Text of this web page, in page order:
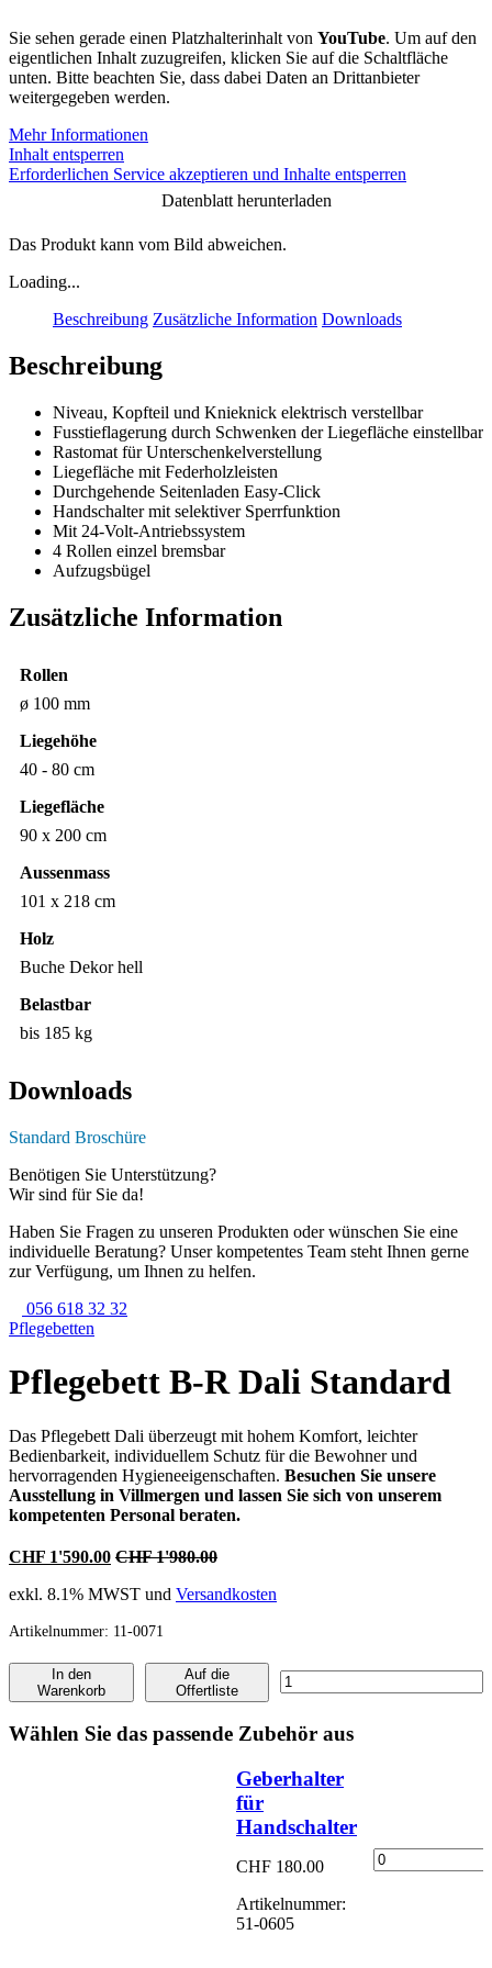
Sie sehen gerade einen Platzhalterinhalt von YouTube. Um auf den
eigentlichen Inhalt zuzugreifen, klicken Sie auf die Schaltfläche
unten. Bitte beachten Sie, dass dabei Daten an Drittanbieter
weitergegeben werden.
Mehr Informationen
Inhalt entsperren
Erforderlichen Service akzeptieren und Inhalte entsperren
Datenblatt herunterladen
Das Produkt kann vom Bild abweichen.
Loading...
Beschreibung Zusätzliche Information Downloads
Beschreibung
Niveau, Kopfteil und Knieknick elektrisch verstellbar
Fusstieflagerung durch Schwenken der Liegefläche einstellbar
Rastomat für Unterschenkelverstellung
Liegefläche mit Federholzleisten
Durchgehende Seitenladen Easy-Click
Handschalter mit selektiver Sperrfunktion
Mit 24-Volt-Antriebssystem
4 Rollen einzel bremsbar
Aufzugsbügel
Zusätzliche Information
Rollen
ø 100 mm
Liegehöhe
40 - 80 cm
Liegefläche
90 x 200 cm
Aussenmass
101 x 218 cm
Holz
Buche Dekor hell
Belastbar
bis 185 kg
Downloads
Standard Broschüre
Benötigen Sie Unterstützung?
Wir sind für Sie da!
Haben Sie Fragen zu unseren Produkten oder wünschen Sie eine
individuelle Beratung? Unser kompetentes Team steht Ihnen gerne
zur Verfügung, um Ihnen zu helfen.
056 618 32 32
Pflegebetten
Pflegebett B-R Dali Standard
Das Pflegebett Dali überzeugt mit hohem Komfort, leichter
Bedienbarkeit, individuellem Schutz für die Bewohner und
hervorragenden Hygieneeigenschaften. Besuchen Sie unsere
Ausstellung in Villmergen und lassen Sie sich von unserem
kompetenten Personal beraten.
CHF 1'590.00 CHF 1'980.00
exkl. 8.1% MWST und Versandkosten
Artikelnummer: 11-0071
In den
Warenkorb
Auf die
Offertliste
Pflegebett
B-
Dali
Menge
Wählen Sie das passende Zubehör aus
Geberhalter
für
Handschalter
CHF 180.00
Artikelnummer:
51-0605
Geberhalter
für